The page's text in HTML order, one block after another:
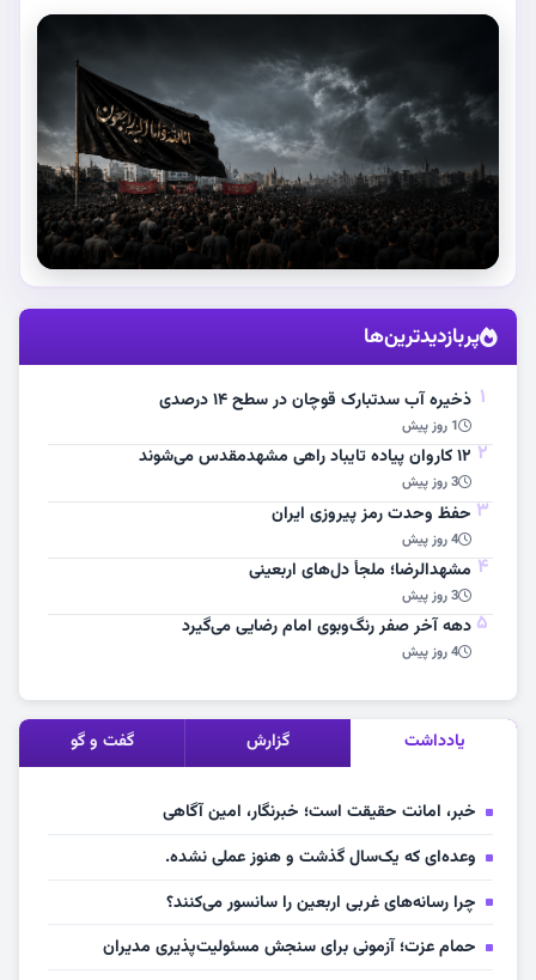
استقبال از آقای شهید ایران
مشاهده اخبار
پربازدیدترین‌ها
1 ذخیره آب سدتبارک قوچان در سطح ۱۴ درصدی
1 روز پیش
2 ۱۲ کاروان پیاده تایباد راهی مشهدمقدس می‌شوند
3 روز پیش
3 حفظ وحدت رمز پیروزی ایران
4 روز پیش
4 مشهد‌الرضا؛ ملجأ دل‌های اربعینی
3 روز پیش
5دهه آخر صفر رنگ‌وبوی امام رضایی می‌گیرد
4 روز پیش
یادداشت گزارش گفت و گو
خبر، امانت حقیقت است؛ خبرنگار، امین آگاهی
وعده‌ای که یک‌سال گذشت و هنوز عملی نشده.
چرا رسانه‌های غربی اربعین را سانسور می‌کنند؟
حمام عزت؛ آزمونی برای سنجش مسئولیت‌پذیری مدیران